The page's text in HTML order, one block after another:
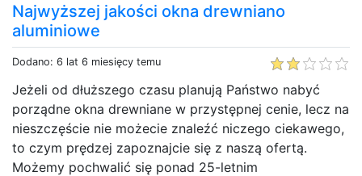
Najwyższej jakości okna drewniano
aluminiowe
Dodano: 6 lat 6 miesięcy temu
Jeżeli od dłuższego czasu planują Państwo nabyć
porządne okna drewniane w przystępnej cenie, lecz na
nieszczęście nie możecie znaleźć niczego ciekawego,
to czym prędzej zapoznajcie się z naszą ofertą.
Możemy pochwalić się ponad 25-letnim